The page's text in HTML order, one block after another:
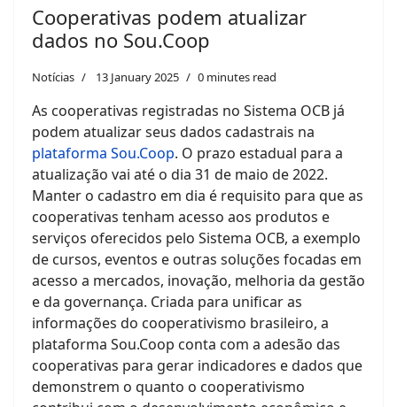
Cooperativas podem atualizar
dados no Sou.Coop
Notícias 13 January 2025 0 minutes read
As cooperativas registradas no Sistema OCB já
podem atualizar seus dados cadastrais na
plataforma Sou.Coop. O prazo estadual para a
atualização vai até o dia 31 de maio de 2022.
Manter o cadastro em dia é requisito para que as
cooperativas tenham acesso aos produtos e
serviços oferecidos pelo Sistema OCB, a exemplo
de cursos, eventos e outras soluções focadas em
acesso a mercados, inovação, melhoria da gestão
e da governança. Criada para unificar as
informações do cooperativismo brasileiro, a
plataforma Sou.Coop conta com a adesão das
cooperativas para gerar indicadores e dados que
demonstrem o quanto o cooperativismo